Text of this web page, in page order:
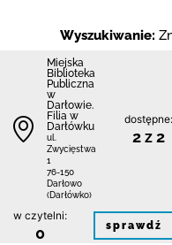
Wyszukiwanie:
Miejska
Biblioteka
Publiczna
w
Darłowie.
Filia w
Darłówku
ul.
Zwycięstwa
1
76-150
Darłowo
(Darłówko)
dostępne:
2 z 2
w czytelni:
0 sprawdź